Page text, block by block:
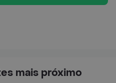
mais próximo